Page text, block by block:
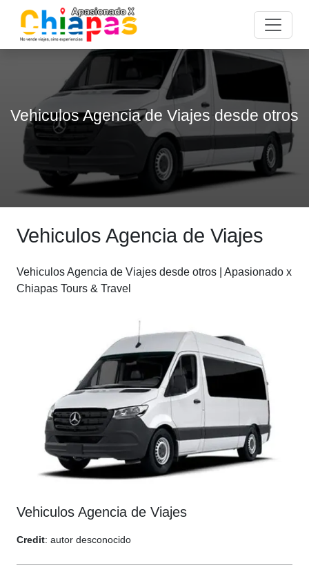
Vehiculos Agencia de Viajes desde otros
Vehiculos Agencia de Viajes
Vehiculos Agencia de Viajes desde otros | Apasionado x
Chiapas Tours & Travel
Vehiculos Agencia de Viajes
Credit: autor desconocido